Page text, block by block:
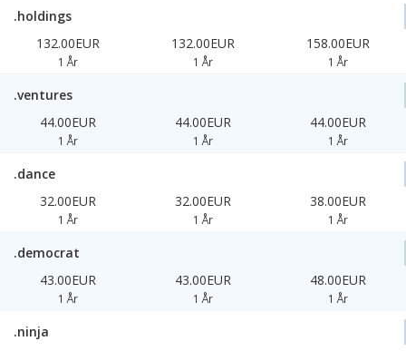
.holdings
132.00EUR
1 År
132.00EUR
1 År
158.00EUR
1 År
.ventures
44.00EUR
1 År
44.00EUR
1 År
44.00EUR
1 År
.dance
32.00EUR
1 År
32.00EUR
1 År
38.00EUR
1 År
.democrat
43.00EUR
1 År
43.00EUR
1 År
48.00EUR
1 År
.ninja